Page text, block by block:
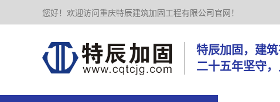
您好！欢迎访问重庆特辰建筑加固工程有限公司官网！
特辰加固
二十五年坚守，